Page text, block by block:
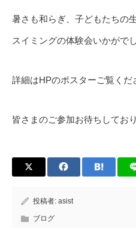
暑さも和らぎ、子どもたちの
スイミングの体験会いかがで
詳細はHPのポスターご覧くだ
皆さまのご参加お待ちしてお
投稿者: asist
ブログ